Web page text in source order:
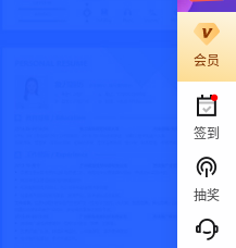
会员
签到
抽奖